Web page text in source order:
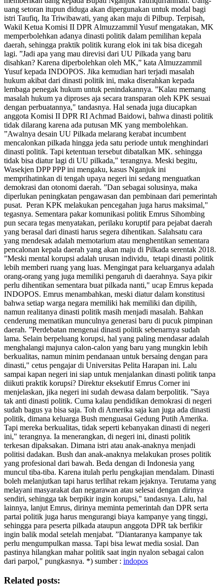
uang setoran itupun diduga akan dipergunakan untuk modal bagi
istri Taufiq, Ita Triwibawati, yang akan maju di Pilbup. Terpisah,
Wakil Ketua Komisi II DPR Almuzzammil Yusuf mengatakan, MK
memperbolehkan adanya dinasti politik dalam pemilihan kepala
daerah, sehingga praktik politik kurang elok ini tak bisa dicegah
lagi. ”Jadi apa yang mau direvisi dari UU Pilkada yang baru
disahkan? Karena diperbolehkan oleh MK,” kata Almuzzammil
Yusuf kepada INDOPOS. Jika kemudian hari terjadi masalah
hukum akibat dari dinasti politik ini, maka diserahkan kepada
lembaga penegak hukum untuk penindakannya. ”Kalau memang
masalah hukum ya diproses aja secara transparan oleh KPK sesuai
dengan perbuatannya," tandasnya. Hal senada juga diucapkan
anggota Komisi II DPR RI Achmad Baidowi, bahwa dinasti politik
tidak dilarang karena ada putusan MK yang membolehkan.
”Awalnya desain UU Pilkada melarang kerabat incumbent
mencalonkan pilkada hingga jeda satu periode untuk menghindari
dinasti politik. Tapi ketentuan tersebut dibatalkan MK. sehingga
tidak bisa diatur lagi di UU pilkada," terangnya. Meski begitu,
Wasekjen DPP PPP ini mengaku, kasus Nganjuk ini
memprihatinkan di tengah upaya negeri ini sedang menguatkan
demokrasi dan otonomi daerah. ”Dan sebagai solusinya, maka
diperlukan peningkatan pengawasan dan pembinaan dari pemerintah
pusat. Peran KPK melakukan pencegahan juga harus maksimal,"
tegasnya. Sementara pakar komunikasi politik Emrus Sihombing
pun secara tegas menyatakan, perilaku koruptif para pejabat daerah
yang berasal dari dinasti harus segera dihentikan. Salahsatu cara
yang mendesak adalah memotarium atau menghentikan sementara
pencalonan kepala daerah yang akan maju di Pilkada serentak 2018.
”Meski mental korupsi adalah urusan individu, tetapi dinasti politik
lebih memberi ruang yang luas. Mengingat para keluarganya adalah
orang-orang yang juga memiliki pengaruh di daerahnya. Saya pikir
perlu dihentikan sementara buat pilkada nanti," ucap Emrus kepada
INDOPOS. Emrus menambahkan, meski diatur dalam konstitusi
bahwa setiap warga negara memiliki hak memiliki dan dipilih,
namun realitanya dinasti politik masih menjadi masalah. Bahkan
cenderung mematikan munculnya generasi baru di pucuk pimpinan
daerah. ”Perdebatan mengenai dinasti politik sebenarnya sudah
lama. Selain berpeluang korupsi, hal yang paling mendasar adalah
menghalangi majunya calon-calon yang baru yang mungkin lebih
berkualitas, namun minim pendanaan untuk bersaing dengan para
dinasti," cetus pengajar di Universitas Pelita Harapan ini. Lalu
sampai kapan negeri ini siap untuk menjalankan dinasti politik tanpa
diikuti praktik korupsi? Direktur eksekutif Emrus Corner ini
menjelaskan, jika negeri ini sudah dewasa dalam berpolitik. ”Saya
tak anti dinasti politik. Cuma kalau pendidikan demokrasi di negeri
sudah bagus ya bisa saja. Toh di Amerika saja kan juga ada dinasti
politik, dimana keluarga Bush menguasai Gedung Putih Amerika.
Tapi mereka berkualitas, tidak seperti kebanyakan dinasti di negeri
ini," terangnya. Ia menerangkan, di negeri ini, dinasti politik
terkesan dipaksakan. Dimana istri atau anak-anaknya menjadi
politisi dadakan. Bush dan anak-anaknya melakukan proses politik
yang profesional dari bawah. Beda dengan di Indonesia yang
muncul tiba-tiba. Karena itulah perlu pengkajian mendalam. Dinasti
boleh melanjutkan tapi harus terlihat rekam jejaknya. Terutama yang
melayani masyarakat dan negarawan atau selesai dengan dirinya
sendiri, sehingga tak berpikir ingin korupsi," tandasnya. Lalu, hal
lainnya, lanjut Emrus, dirinya meminta pemerintah dan DPR serta
partai politik juga harus mengurangi biaya kampanye yang tinggi,
sehingga para peserta pilkada ataupun anggota DPR tak berfikir
ingin balik modal setelah menjabat. ”Diantaranya kampanye tak
perlu mengumpulkan massa. Tapi bisa lewat media sosial. Dan
pastinya hilangkan mahar politik saat ingin nyalon sebagai calon
dari parpol," pungkasnya. *) sumber : indopos
Related posts: